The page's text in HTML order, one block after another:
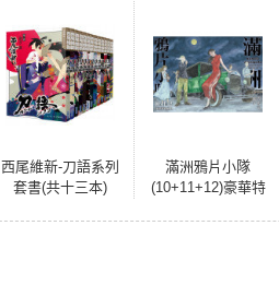
西尾維新-刀語系列
套書(共十三本)
滿洲鴉片小隊
(10+11+12)豪華特